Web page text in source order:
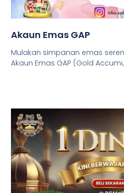
Akaun Emas GAP
Mulakan simpanan emas
Akaun Emas GAP (Gold